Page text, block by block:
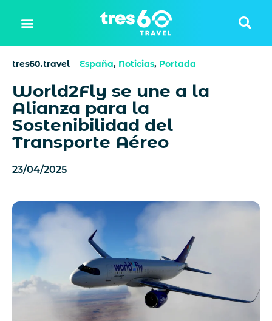
tres60.travel España, Noticias, Portada
World2Fly se une a la
Alianza para la
Sostenibilidad del
Transporte Aéreo
23/04/2025